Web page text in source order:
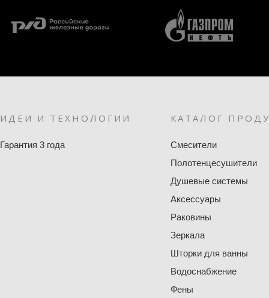
ИДЕИ И ТЕХНОЛОГИИ
Гарантия 3 года
КАТАЛОГ
Смесители
Полотенцесушители
Душевые системы
Аксессуары
Раковины
Зеркала
Шторки для ванны
Водоснабжение
Фены